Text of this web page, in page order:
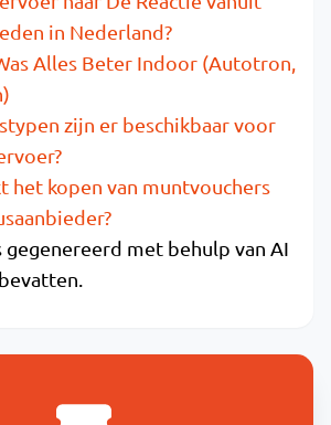
in Nederland?
Alles Beter Indoor (Autotron,
zijn er beschikbaar voor
het kopen van muntvouchers
gegenereerd met behulp van AI